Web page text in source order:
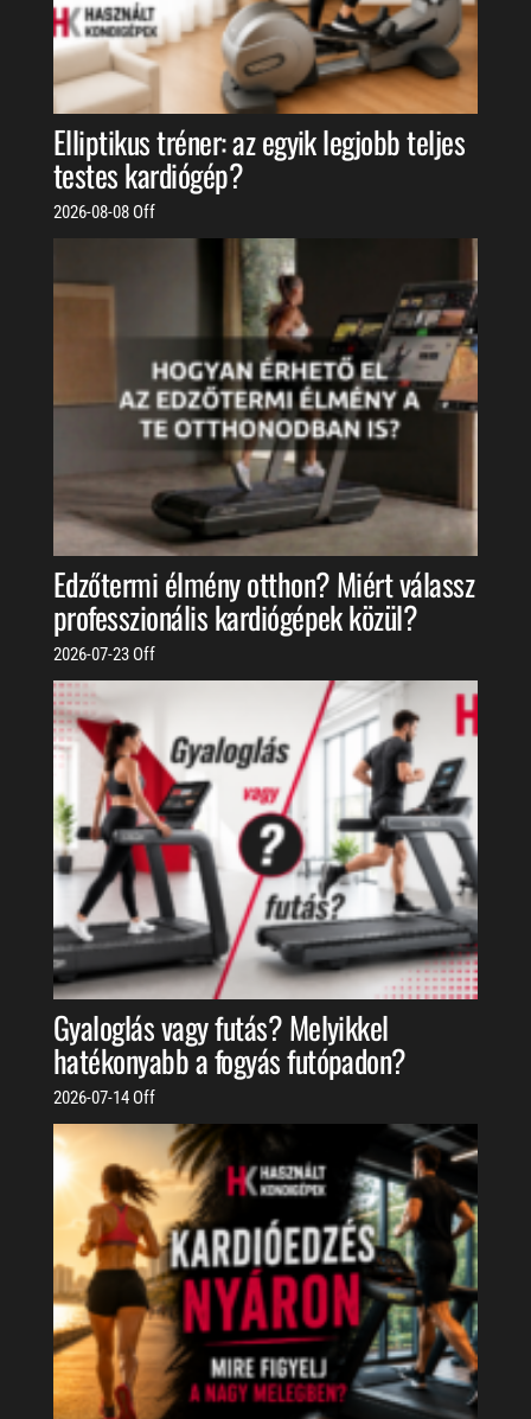
Elliptikus tréner: az egyik legjobb teljes
testes kardiógép?
2026-08-08 Off
Edzőtermi élmény otthon? Miért válassz
professzionális kardiógépek közül?
2026-07-23 Off
Gyaloglás vagy futás? Melyikkel
hatékonyabb a fogyás futópadon?
2026-07-14 Off